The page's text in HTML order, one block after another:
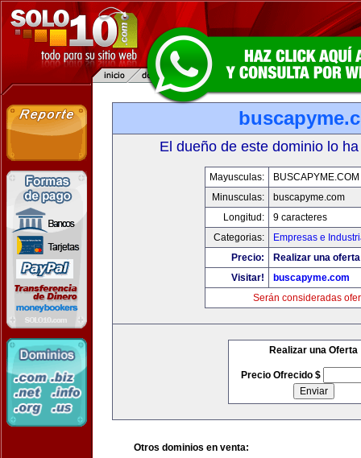
El dueño de este dominio lo
Mayusculas:
BUSCAPYME.COM
Minusculas:
buscapyme.com
Longitud:
9 caracteres
Categorias:
Empresas e
Precio:
Realizar una
Visitar!
buscapyme.com
Serán consideradas
Realizar una Oferta
Precio Ofrecido $
Otros dominios en venta: